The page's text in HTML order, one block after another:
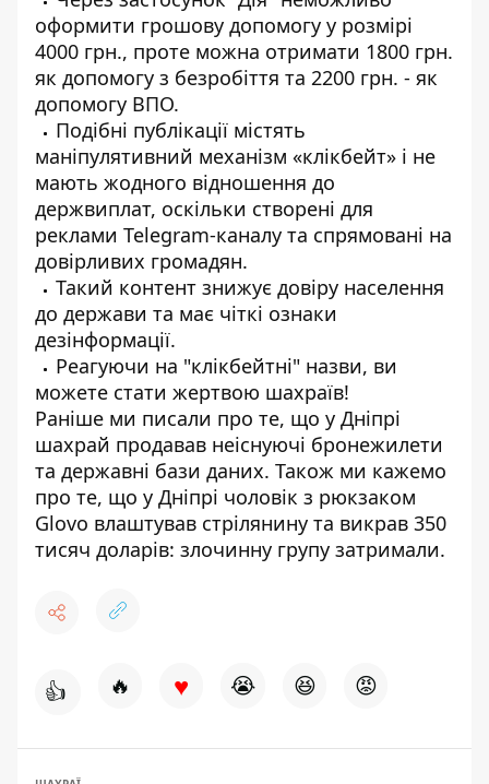
оформити грошову допомогу у розмірі
4000 грн., проте можна отримати 1800 грн.
як допомогу з безробіття та 2200 грн. - як
допомогу ВПО.
Подібні публікації містять
маніпулятивний механізм «клікбейт» і не
мають жодного відношення до
держвиплат, оскільки створені для
реклами Telegram-каналу та спрямовані на
довірливих громадян.
Такий контент знижує довіру населення
до держави та має чіткі ознаки
дезінформації.
Реагуючи на "клікбейтні" назви, ви
можете стати жертвою шахраїв!
Раніше ми писали про те, що у Дніпрі
шахрай продавав неіснуючі бронежилети
та державні бази даних. Також ми кажемо
про те, що у Дніпрі чоловік з рюкзаком
Glovo влаштував стрілянину та викрав 350
тисяч доларів: злочинну групу затримали.
👍 🔥 ♥ 😭 😆 😡